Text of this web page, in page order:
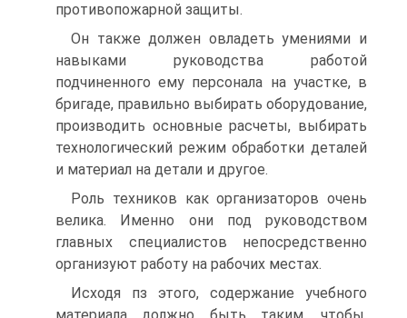
противопожарной защиты.
Он также должен овладеть умениями и
навыками руководства работой
подчиненного ему персонала на участке, в
бригаде, правильно выбирать оборудование,
производить основные расчеты, выбирать
технологический режим обработки деталей
и материал на детали и другое.
Роль техников как организаторов очень
велика. Именно они под руководством
главных специалистов непосредственно
организуют работу на рабочих местах.
Исходя пз этого, содержание учебного